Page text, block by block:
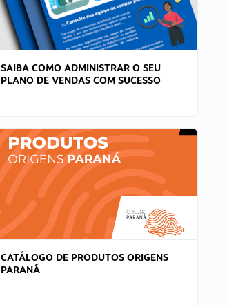
SAIBA COMO ADMINISTRAR O SEU
PLANO DE VENDAS COM SUCESSO
CATÁLOGO DE PRODUTOS ORIGENS
PARANÁ